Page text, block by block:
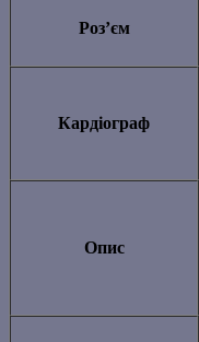
Роз’єм
Кардіограф
Опис